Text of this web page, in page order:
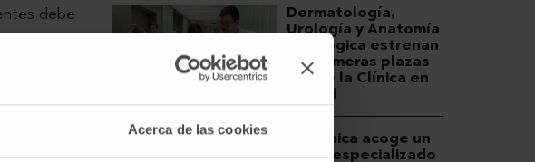
Acerca de las cookies
debe
opciones
latécnica
la
Dermatología,
Urología y Anatomía
Patológica estrenan
las primeras plazas
MIR de la Clínica en
Madrid
La Clínica acoge un
curso especializado